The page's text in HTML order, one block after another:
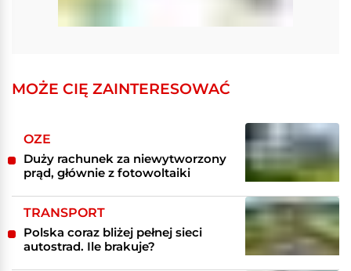
MOŻE CIĘ ZAINTERESOWAĆ
OZE
Duży rachunek za niewytworzony
prąd, głównie z fotowoltaiki
TRANSPORT
Polska coraz bliżej pełnej sieci
autostrad. Ile brakuje?